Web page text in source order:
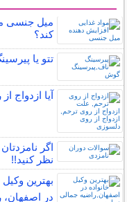
میل جنسی
کند؟
تتو یا
آیا
نظر کنید!!
بهترین
در اصفهان،